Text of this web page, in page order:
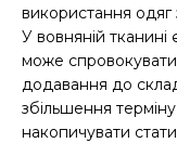
використання одяг
У вовняній тканині
може
додавання до
збільшення
накопичувати